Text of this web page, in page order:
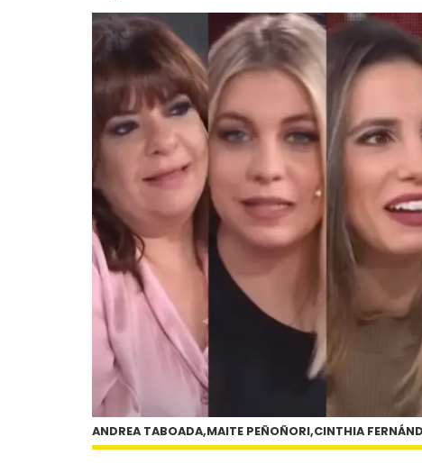
ANDREA TABOADA,MAITE PEÑOÑORI,CINTHIA